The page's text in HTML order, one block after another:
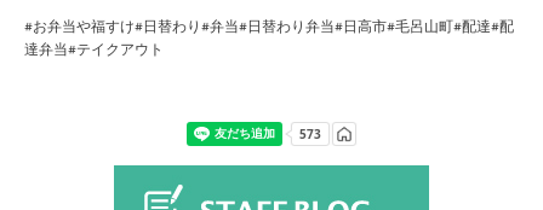
#お弁当や福すけ#日替わり#弁当#日替わり弁当#日高市#毛呂山町#配達#配
達弁当#テイクアウト